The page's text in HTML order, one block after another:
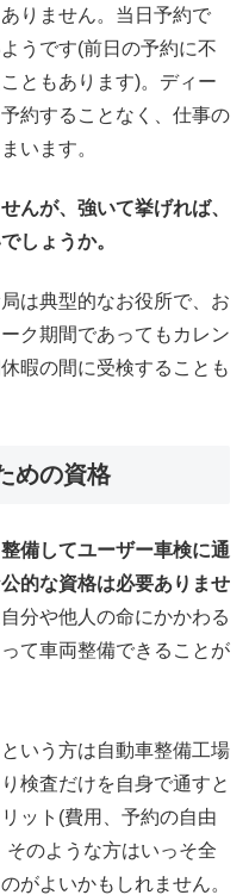
りません。当日予約で
うです(前日の予約に不
ともあります)。ディー
約することなく、仕事の
います。
んが、強いて挙げれば、
しょうか。
は典型的なお役所で、お
ク期間であってもカレン
暇の間に受検することも
めの資格
備してユーザー車検に通
的な資格は必要ありませ
分や他人の命にかかわる
て車両整備できることが
いう方は自動車整備工場
検査だけを自身で通すと
ット(費用、予約の自由
のような方はいっそ全
がよいかもしれません。